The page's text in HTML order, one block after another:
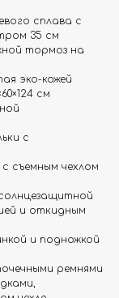
сплава с
35 см
тормоз на
эко-кожей
см
с
съемным чехлом
и откидным
и подножкой
ремнями